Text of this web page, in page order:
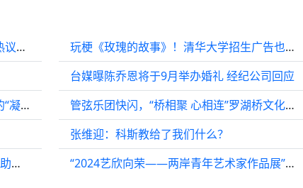
韩雪拒绝用负重一万斤长大玩梗，引发热议，网友：是你唱难听的梗
这一份曾经被忽视的手抄本，藏着帝国的“凝视”
女生高考后带2桌同学回来吃饭，妈妈求助网友：哪个是未来女婿？
玩梗《玫瑰的故事》！清华大学招生广告也用上了林更新转场
台媒曝陈乔恩将于9月举办婚礼 经纪公司回应
管弦乐团快闪，“桥相聚 心相连”罗湖桥文化艺术节开幕
张维迎：科斯教给了我们什么？
“2024艺欣向荣——两岸青年艺术家作品展”在京举行（两岸关系）